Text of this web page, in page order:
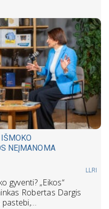
IŠMOKO
NEĮMANOMA
LLRI
gyventi? „Eikos“
Robertas Dargis
pastebi,…